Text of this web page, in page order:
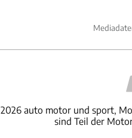
2026 auto motor und sport,
sind Teil der